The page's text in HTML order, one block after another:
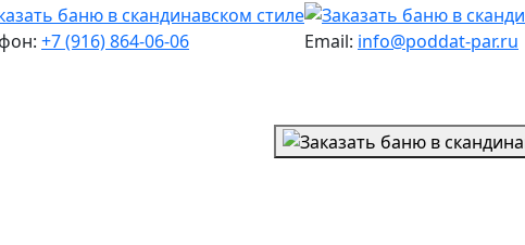
+7 (916) 864-06-06 Email: info@poddat-par.ru